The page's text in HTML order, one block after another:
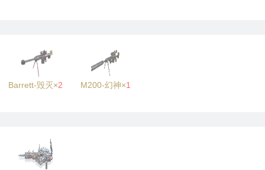
Barrett-毁灭×2 M200-幻神×1